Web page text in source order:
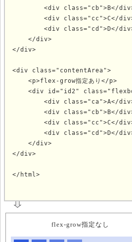
<div class="cb">B</
<div class="cc">C</
<div class="cd">D</
    </div>
</div>
<div class="contentArea">
    <p>flex-grow指定あり</p>
<div id="id2"
<div class="ca">A</
<div class="cb">B</
<div class="cc">C</
<div class="cd">D</
    </div>
</div>
</html>
flex-grow指定なし